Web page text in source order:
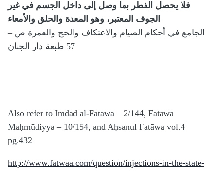
فلا يحصل الفطر بما وصل إلى داخل الجسم في غير
الجوف المعتبر، وهو المعدة والحلق والأمعاء
– الجامع في أحكام الصيام والاعتكاف والحج والعمرة ص
57 طبعة دار الجنان
Also refer to Imdād al-Fatāwā – 2/144, Fatāwā
Maḥmūdiyya – 10/154, and Aḥsanul Fatāwa vol.4
pg.432
http://www.fatwaa.com/question/injections-in-the-state-